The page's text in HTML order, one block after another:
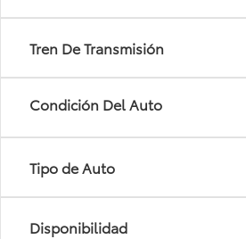
Tren De Transmisión
Tipo de Auto
Disponibilidad